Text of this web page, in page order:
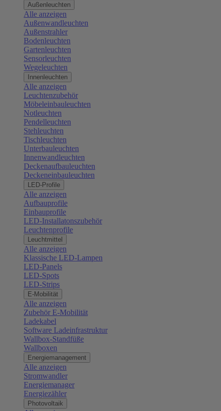
Außenleuchten
Alle anzeigen
Außenwandleuchten
Außenstrahler
Bodenleuchten
Gartenleuchten
Sensorleuchten
Wegeleuchten
Innenleuchten
Alle anzeigen
Leuchtenzubehör
Möbeleinbauleuchten
Notleuchten
Pendelleuchten
Stehleuchten
Tischleuchten
Unterbauleuchten
Innenwandleuchten
Deckenaufbauleuchten
Deckeneinbauleuchten
LED-Profile
Alle anzeigen
Aufbauprofile
Einbauprofile
LED-Installatonszubehör
Leuchtenprofile
Leuchtmittel
Alle anzeigen
Klassische LED-Lampen
LED-Panels
LED-Spots
LED-Strips
E-Mobilität
Alle anzeigen
Zubehör E-Mobilität
Ladekabel
Software Ladeinfrastruktur
Wallbox-Standfüße
Wallboxen
Energiemanagement
Alle anzeigen
Stromwandler
Energiemanager
Energiezähler
Photovoltaik